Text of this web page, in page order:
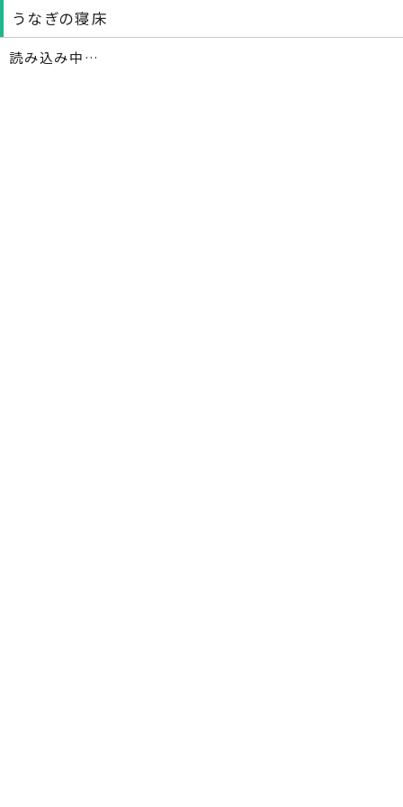
うなぎの寝床
読み込み中…